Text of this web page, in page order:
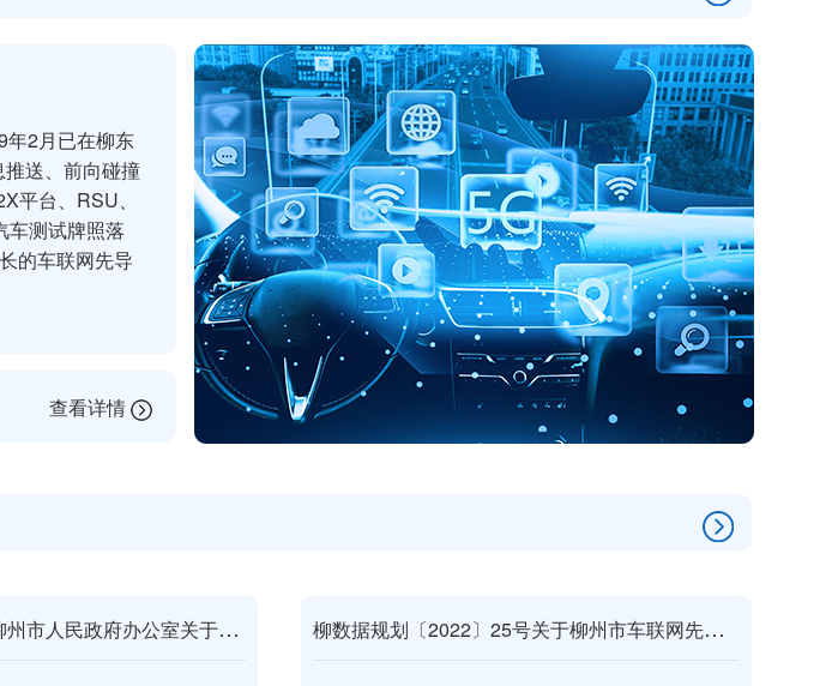
年2月已在柳东
送、前向碰撞
平台、RSU、
车测试牌照落
的车联网先导
查看详情
柳
政办〔2023〕9号柳州市人民政府办公室关于印发柳州市2023年国民经济和社会发展计划的通知 柳
数据规划〔2022〕25号关于柳州市车联网先导区建设项目（二期）可行性研究报告的批复